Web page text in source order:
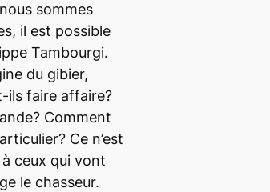
sommes
il est possible
Tambourgi.
du gibier,
ils faire affaire?
Comment
Ce n’est
ceux qui vont
le chasseur.